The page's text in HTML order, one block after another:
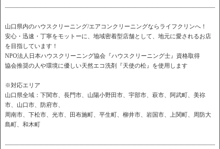
山口県内のハウスクリーニング/エアコンクリーニングならライフクリンへ！
安心・迅速・丁寧をモットーに、地域密着型店舗として、地元に愛されるお店
を目指しています！
NPO法人日本ハウスクリーニング協会『ハウスクリーニング士』資格取得
協会推奨の人や環境に優しい天然エコ洗剤『天使の松』を使用します
※対応エリア
山口県全域：下関市、長門市、山陽小野田市、宇部市、萩市、阿武町、美祢
市、山口市、防府市、
周南市、下松市、光市、田布施町、平生町、柳井市、岩国市、上関町、周防大
島町、和木町